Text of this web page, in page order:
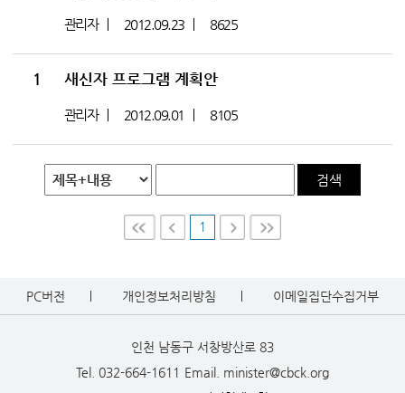
관리자 2012.09.23 8625
1 새신자 프로그램 계획안
관리자 2012.09.01 8105
검색
1
PC버전 개인정보처리방침 이메일집단수집거부
인천 남동구 서창방산로 83
Tel. 032-664-1611 Email. minister@cbck.org